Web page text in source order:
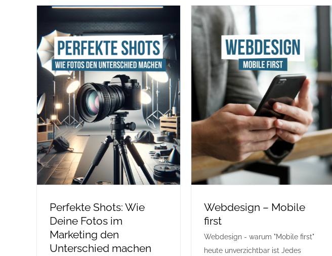
Perfekte Shots: Wie Deine Fotos
im Marketing den Unterschied
Drohnenaufnahmen
und Fotos
Internetagentur für den Raum Koblenz -
Limburg
Perfekte Shots: Wie
Deine Fotos im
Marketing den
Unterschied machen
Webdesign – Mobile
first
Webdesign - warum "Mobile first"
heute unverzichtbar ist Jedes